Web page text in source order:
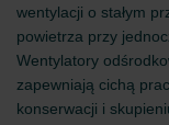
wentylacji o stałym
powietrza przy
Wentylatory
zapewniają cichą
konserwacji i